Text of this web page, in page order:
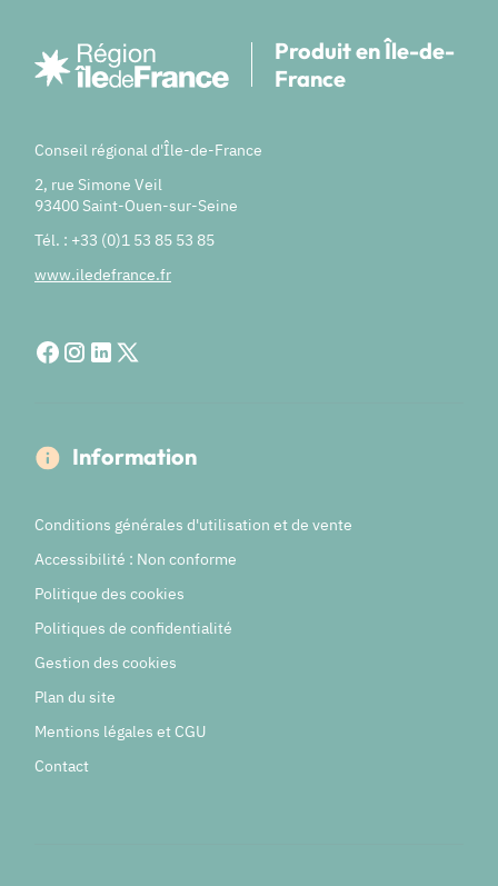
Produit en Île-de-
France
Conseil régional d'Île-de-France
2, rue Simone Veil
93400 Saint-Ouen-sur-Seine
Tél. : +33 (0)1 53 85 53 85
www.iledefrance.fr
Information
Conditions générales d'utilisation et de vente
Accessibilité : Non conforme
Politique des cookies
Politiques de confidentialité
Gestion des cookies
Plan du site
Mentions légales et CGU
Contact